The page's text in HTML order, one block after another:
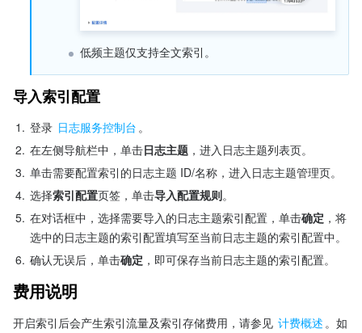
低频主题仅支持全文索引。
导入索引配置
1. 登录 日志服务控制台 。
2. 在左侧导航栏中，单击日志主题 ，进入日志主题列表页。
3. 单击需要配置索引的日志主题 ID/名称，进入日志主题管理页。
4. 选择索引配置页签，单击导入配置规则。
5. 在对话框中，选择需要导入的日志主题索引配置，单击确定 ，将
选中的日志主题的索引配置填写至当前日志主题的索引配置中。
6. 确认无误后，单击确定 ，即可保存当前日志主题的索引配置。
费用说明
开启索引后会产生索引流量及索引存储费用，请参见 计费概述 。如